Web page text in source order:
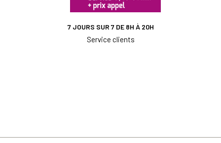
7 JOURS SUR 7 DE 8H À 20H
Service clients